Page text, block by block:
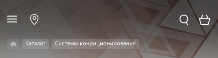
Каталог Системы кондиционирования